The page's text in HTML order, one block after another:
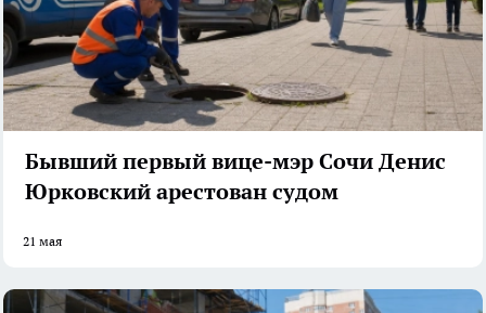
Бывший первый вице-мэр Сочи Денис
Юрковский арестован судом
21 мая